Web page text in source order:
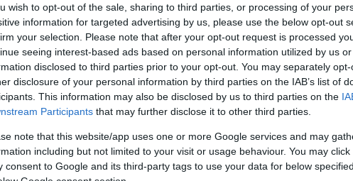
wish to opt-out of the sale, sharing to third parties, or processing of your
information for targeted advertising by us, please use the below opt-out
your selection. Please note that after your opt-out request is processed
seeing interest-based ads based on personal information utilized by us
disclosed to third parties prior to your opt-out. You may separately
disclosure of your personal information by third parties on the IAB’s list of
This information may also be disclosed by us to third parties on the
Participants that may further disclose it to other third parties.
note that this website/app uses one or more Google services and may
including but not limited to your visit or usage behaviour. You may
consent to Google and its third-party tags to use your data for below
πρώτο πεδίο συνεργασίας
την Ιταλία και στον τομέα της Αρχαιολογίας, αφού θα
μνημείων, στο πλαίσιο της μεγάλης...